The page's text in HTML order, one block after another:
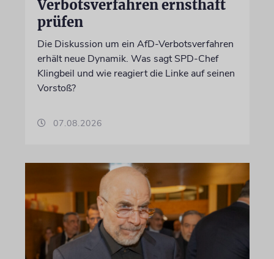
Verbotsverfahren ernsthaft
prüfen
Die Diskussion um ein AfD-Verbotsverfahren
erhält neue Dynamik. Was sagt SPD-Chef
Klingbeil und wie reagiert die Linke auf seinen
Vorstoß?
07.08.2026